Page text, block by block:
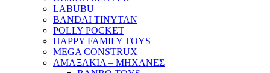
LABUBU
BANDAI TINYTAN
POLLY POCKET
HAPPY FAMILY TOYS
MEGA CONSTRUX
ΑΜΑΞΑΚΙΑ – ΜΗΧΑΝΕΣ